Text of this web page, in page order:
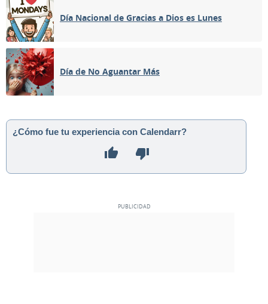
Día Nacional de Gracias a Dios es Lunes
Día de No Aguantar Más
¿Cómo fue tu experiencia con Calendarr?